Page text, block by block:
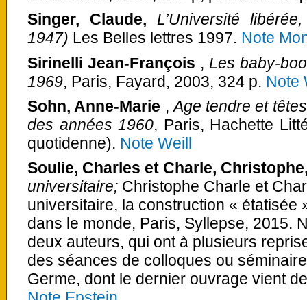
Singer, Claude, L’Université
1947) Les Belles lettres 1997. Note
Sirinelli Jean-François , Les baby-
1969, Paris, Fayard, 2003, 324 p. Note
Sohn, Anne-Marie ,Age tendre et
des années 1960, Paris, Hachette
quotidenne). Note Weill
Soulie, Charles et Charle,
universitaire; Christophe Charle et
universitaire, la construction « étatisée
dans le monde, Paris, Syllepse, 2015.
deux auteurs, qui ont à plusieurs
des séances de colloques ou
Germe, dont le dernier ouvrage vient